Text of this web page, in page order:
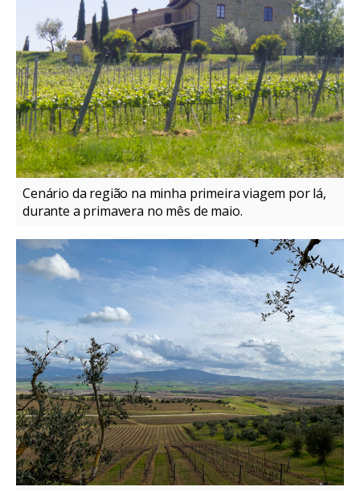
Cenário da região na minha primeira viagem por lá,
durante a primavera no mês de maio.